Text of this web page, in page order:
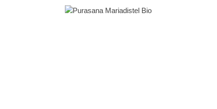
Ignorer la galerie d'images